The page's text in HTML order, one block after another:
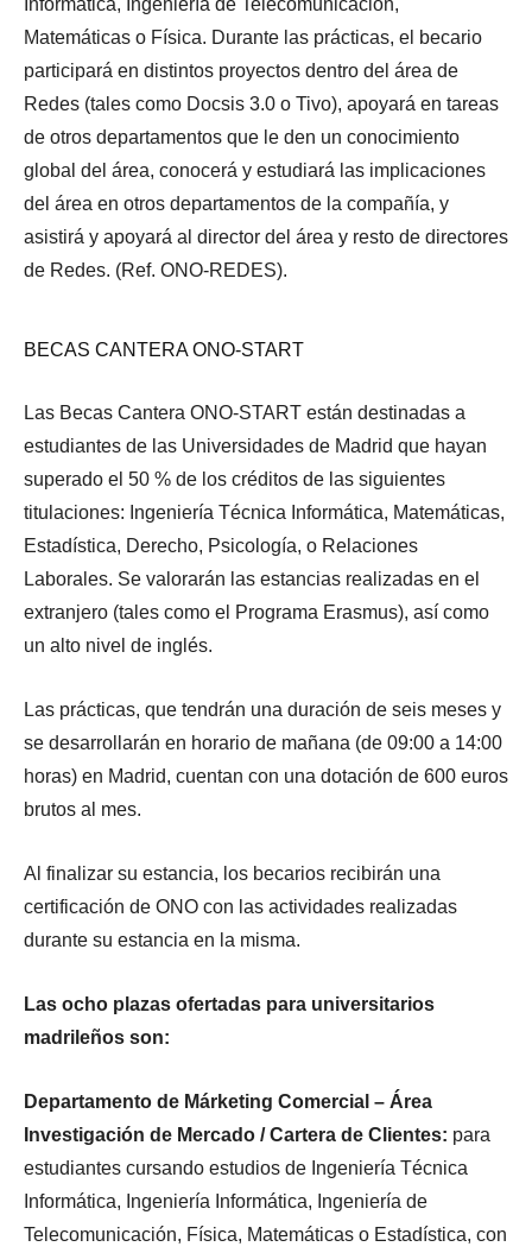
Matemáticas o Física. Durante las prácticas, el becario
participará en distintos proyectos dentro del área de
Redes (tales como Docsis 3.0 o Tivo), apoyará en tareas
de otros departamentos que le den un conocimiento
global del área, conocerá y estudiará las implicaciones
del área en otros departamentos de la compañía, y
asistirá y apoyará al director del área y resto de directores
de Redes. (Ref. ONO-REDES).
BECAS CANTERA ONO-START
Las Becas Cantera ONO-START están destinadas a
estudiantes de las Universidades de Madrid que hayan
superado el 50 % de los créditos de las siguientes
titulaciones: Ingeniería Técnica Informática, Matemáticas,
Estadística, Derecho, Psicología, o Relaciones
Laborales. Se valorarán las estancias realizadas en el
extranjero (tales como el Programa Erasmus), así como
un alto nivel de inglés.
Las prácticas, que tendrán una duración de seis meses y
se desarrollarán en horario de mañana (de 09:00 a 14:00
horas) en Madrid, cuentan con una dotación de 600 euros
brutos al mes.
Al finalizar su estancia, los becarios recibirán una
certificación de ONO con las actividades realizadas
durante su estancia en la misma.
Las ocho plazas ofertadas para universitarios
madrileños son:
Departamento de Márketing Comercial – Área
Investigación de Mercado / Cartera de Clientes: para
estudiantes cursando estudios de Ingeniería Técnica
Informática, Ingeniería Informática, Ingeniería de
Telecomunicación, Física, Matemáticas o Estadística, con